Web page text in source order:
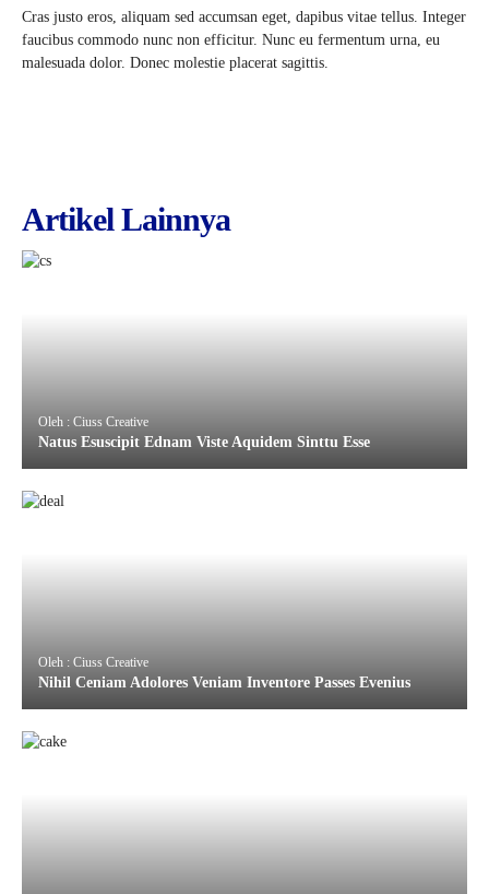
Cras justo eros, aliquam sed accumsan eget, dapibus vitae tellus. Integer
faucibus commodo nunc non efficitur. Nunc eu fermentum urna, eu
malesuada dolor. Donec molestie placerat sagittis.
Artikel Lainnya
Oleh : Ciuss Creative
Natus Esuscipit Ednam Viste Aquidem Sinttu Esse
Oleh : Ciuss Creative
Nihil Ceniam Adolores Veniam Inventore Passes Evenius